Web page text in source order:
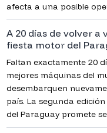
afecta a una posible
mercado futbolero.
A 20 días de volver a
fiesta motor del
Faltan exactamente 20
mejores máquinas del
desembarquen
país. La segunda edición
del Paraguay promete
grande, con récord de